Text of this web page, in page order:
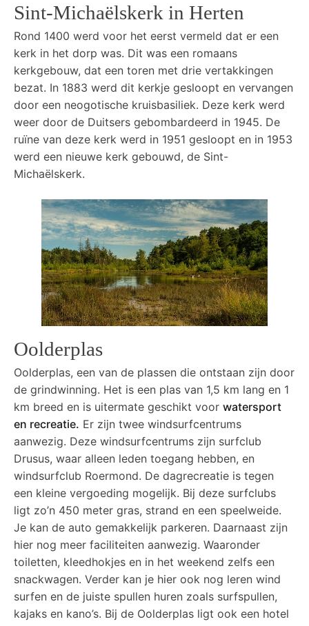
Sint-Michaëlskerk in Herten
Rond 1400 werd voor het eerst vermeld dat er een
kerk in het dorp was. Dit was een romaans
kerkgebouw, dat een toren met drie vertakkingen
bezat. In 1883 werd dit kerkje gesloopt en vervangen
door een neogotische kruisbasiliek. Deze kerk werd
weer door de Duitsers gebombardeerd in 1945. De
ruïne van deze kerk werd in 1951 gesloopt en in 1953
werd een nieuwe kerk gebouwd, de Sint-
Michaëlskerk.
Oolderplas
Oolderplas, een van de plassen die ontstaan zijn door
de grindwinning. Het is een plas van 1,5 km lang en 1
km breed en is uitermate geschikt voor watersport
en recreatie. Er zijn twee windsurfcentrums
aanwezig. Deze windsurfcentrums zijn surfclub
Drusus, waar alleen leden toegang hebben, en
windsurfclub Roermond. De dagrecreatie is tegen
een kleine vergoeding mogelijk. Bij deze surfclubs
ligt zo’n 450 meter gras, strand en een speelweide.
Je kan de auto gemakkelijk parkeren. Daarnaast zijn
hier nog meer faciliteiten aanwezig. Waaronder
toiletten, kleedhokjes en in het weekend zelfs een
snackwagen. Verder kan je hier ook nog leren wind
surfen en de juiste spullen huren zoals surfspullen,
kajaks en kano’s. Bij de Oolderplas ligt ook een hotel